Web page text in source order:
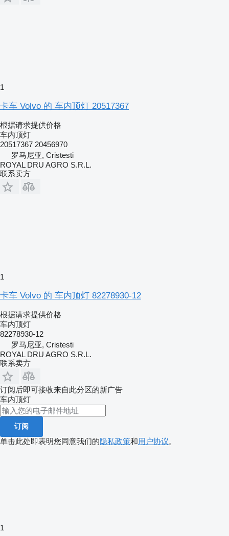
1
卡车 Volvo 的 车内顶灯 20517367
根据请求提供价格
车内顶灯
20517367 20456970
罗马尼亚, Cristesti
ROYAL DRU AGRO S.R.L.
联系卖方
1
卡车 Volvo 的 车内顶灯 82278930-12
根据请求提供价格
车内顶灯
82278930-12
罗马尼亚, Cristesti
ROYAL DRU AGRO S.R.L.
联系卖方
订阅后即可接收来自此分区的新广告
车内顶灯
订阅
单击此处即表明您同意我们的隐私政策和用户协议。
1